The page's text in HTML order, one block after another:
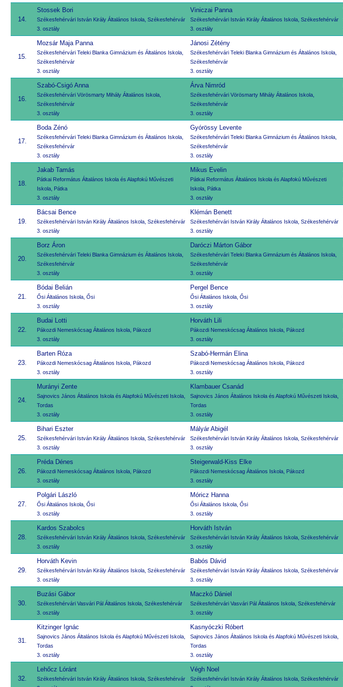
14.
Stossek Bori
Székesfehérvári István Király Általános Iskola, Székesfehérvár
3. osztály
Viniczai Panna
Székesfehérvári István Király Általános Iskola, Székesfehérvár
3. osztály
15.
Mozsár Maja Panna
Székesfehérvári Teleki Blanka Gimnázium és Általános Iskola,
Székesfehérvár
3. osztály
Jánosi Zétény
Székesfehérvári Teleki Blanka Gimnázium és Általános Iskola,
Székesfehérvár
3. osztály
16.
Szabó-Csigó Anna
Székesfehérvári Vörösmarty Mihály Általános Iskola,
Székesfehérvár
3. osztály
Árva Nimród
Székesfehérvári Vörösmarty Mihály Általános Iskola,
Székesfehérvár
3. osztály
17.
Boda Zénó
Székesfehérvári Teleki Blanka Gimnázium és Általános Iskola,
Székesfehérvár
3. osztály
Gyórössy Levente
Székesfehérvári Teleki Blanka Gimnázium és Általános Iskola,
Székesfehérvár
3. osztály
18.
Jakab Tamás
Pátkai Református Általános Iskola és Alapfokú Művészeti
Iskola, Pátka
3. osztály
Mikus Evelin
Pátkai Református Általános Iskola és Alapfokú Művészeti
Iskola, Pátka
3. osztály
19.
Bácsai Bence
Székesfehérvári István Király Általános Iskola, Székesfehérvár
3. osztály
Klémán Benett
Székesfehérvári István Király Általános Iskola, Székesfehérvár
3. osztály
20.
Borz Áron
Székesfehérvári Teleki Blanka Gimnázium és Általános Iskola,
Székesfehérvár
3. osztály
Daróczi Márton Gábor
Székesfehérvári Teleki Blanka Gimnázium és Általános Iskola,
Székesfehérvár
3. osztály
21.
Bódai Belián
Ősi Általános Iskola, Ősi
3. osztály
Pergel Bence
Ősi Általános Iskola, Ősi
3. osztály
22.
Budai Lotti
Pákozdi Nemeskócsag Általános Iskola, Pákozd
3. osztály
Horváth Lili
Pákozdi Nemeskócsag Általános Iskola, Pákozd
3. osztály
23.
Barten Róza
Pákozdi Nemeskócsag Általános Iskola, Pákozd
3. osztály
Szabó-Hermán Elina
Pákozdi Nemeskócsag Általános Iskola, Pákozd
3. osztály
24.
Murányi Zente
Sajnovics János Általános Iskola és Alapfokú Művészeti Iskola,
Tordas
3. osztály
Klambauer Csanád
Sajnovics János Általános Iskola és Alapfokú Művészeti Iskola,
Tordas
3. osztály
25.
Bihari Eszter
Székesfehérvári István Király Általános Iskola, Székesfehérvár
3. osztály
Mályár Abigél
Székesfehérvári István Király Általános Iskola, Székesfehérvár
3. osztály
26.
Préda Dénes
Pákozdi Nemeskócsag Általános Iskola, Pákozd
3. osztály
Steigerwald-Kiss Elke
Pákozdi Nemeskócsag Általános Iskola, Pákozd
3. osztály
27.
Polgári László
Ősi Általános Iskola, Ősi
3. osztály
Móricz Hanna
Ősi Általános Iskola, Ősi
3. osztály
28.
Kardos Szabolcs
Székesfehérvári István Király Általános Iskola, Székesfehérvár
3. osztály
Horváth István
Székesfehérvári István Király Általános Iskola, Székesfehérvár
3. osztály
29.
Horváth Kevin
Székesfehérvári István Király Általános Iskola, Székesfehérvár
3. osztály
Babós Dávid
Székesfehérvári István Király Általános Iskola, Székesfehérvár
3. osztály
30.
Buzási Gábor
Székesfehérvári Vasvári Pál Általános Iskola, Székesfehérvár
3. osztály
Maczkó Dániel
Székesfehérvári Vasvári Pál Általános Iskola, Székesfehérvár
3. osztály
31.
Kitzinger Ignác
Sajnovics János Általános Iskola és Alapfokú Művészeti Iskola,
Tordas
3. osztály
Kasnyóczki Róbert
Sajnovics János Általános Iskola és Alapfokú Művészeti Iskola,
Tordas
3. osztály
32.
Lehőcz Lóránt
Székesfehérvári István Király Általános Iskola, Székesfehérvár
Végh Noel
Székesfehérvári István Király Általános Iskola, Székesfehérvár